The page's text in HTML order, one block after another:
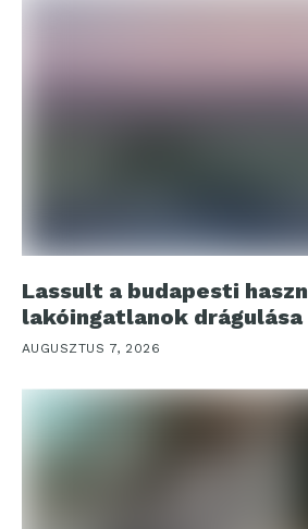
Lassult a budapesti
lakóingatlanok drágulása
AUGUSZTUS 7, 2026